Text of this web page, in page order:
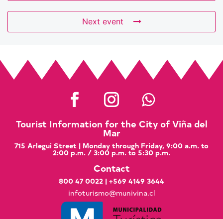
Next event
Tourist Information for the City of Viña del
Mar
715 Arlegui Street | Monday through Friday, 9:00 a.m. to
2:00 p.m. / 3:00 p.m. to 5:30 p.m.
Contact
800 47 0022 | +569 4149 3644
infoturismo@munivina.cl